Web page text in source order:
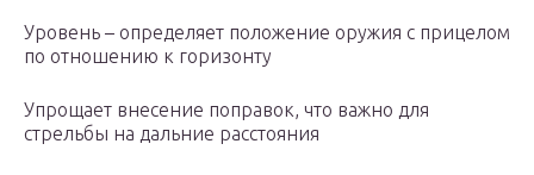
Уровень – определяет положение оружия с прицелом
по отношению к горизонту
Упрощает внесение поправок, что важно для
стрельбы на дальние расстояния